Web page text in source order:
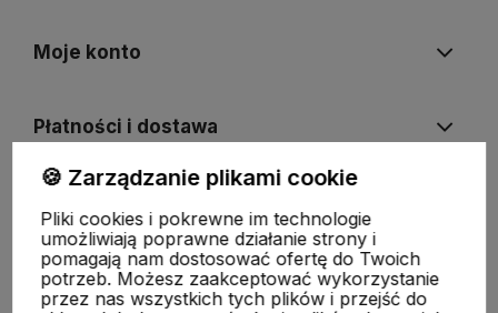
Moje konto
Płatności i dostawa
O nas
🍪 Zarządzanie plikami cookie
Pliki cookies i pokrewne im technologie
umożliwiają poprawne działanie strony i
pomagają nam dostosować ofertę do Twoich
potrzeb. Możesz zaakceptować wykorzystanie
przez nas wszystkich tych plików i przejść do